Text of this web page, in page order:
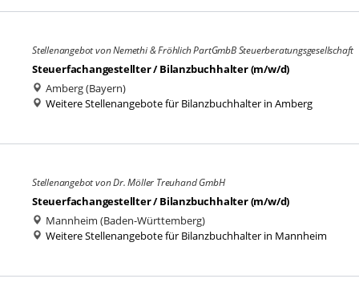
Stellenangebot von Nemethi & Fröhlich PartGmbB Steuerberatungsgesellschaft
Steuerfachangestellter / Bilanzbuchhalter (m/w/d)
Amberg (Bayern)
Weitere Stellenangebote für Bilanzbuchhalter in Amberg
Stellenangebot von Dr. Möller Treuhand GmbH
Steuerfachangestellter / Bilanzbuchhalter (m/w/d)
Mannheim (Baden-Württemberg)
Weitere Stellenangebote für Bilanzbuchhalter in Mannheim